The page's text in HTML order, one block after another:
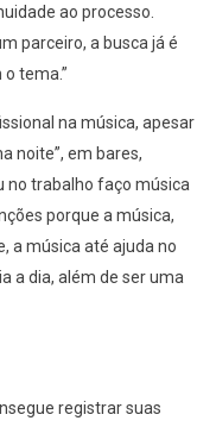
ao processo.
parceiro, a busca já é
tema.”
na música, apesar
noite”, em bares,
no trabalho faço música
porque a música,
a música até ajuda no
a dia, além de ser uma
registrar suas